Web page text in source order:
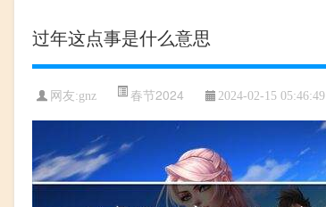
过年这点事是什么意思
网友:gnz 春节2024 2024-02-15 05:46:49